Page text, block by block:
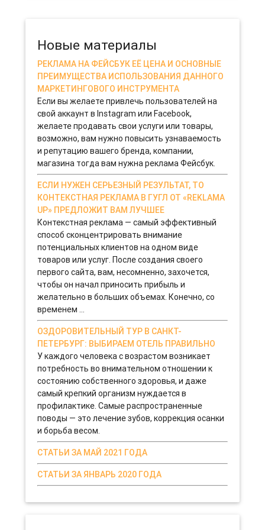
Новые материалы
РЕКЛАМА НА ФЕЙСБУК ЕЁ ЦЕНА И ОСНОВНЫЕ
ПРЕИМУЩЕСТВА ИСПОЛЬЗОВАНИЯ ДАННОГО
МАРКЕТИНГОВОГО ИНСТРУМЕНТА
Если вы желаете привлечь пользователей на
свой аккаунт в Instagram или Facebook,
желаете продавать свои услуги или товары,
возможно, вам нужно повысить узнаваемость
и репутацию вашего бренда, компании,
магазина тогда вам нужна реклама Фейсбук.
ЕСЛИ НУЖЕН СЕРЬЕЗНЫЙ РЕЗУЛЬТАТ, ТО
КОНТЕКСТНАЯ РЕКЛАМА В ГУГЛ ОТ «REKLAMA
UP» ПРЕДЛОЖИТ ВАМ ЛУЧШЕЕ
Контекстная реклама — самый эффективный
способ сконцентрировать внимание
потенциальных клиентов на одном виде
товаров или услуг. После создания своего
первого сайта, вам, несомненно, захочется,
чтобы он начал приносить прибыль и
желательно в больших объемах. Конечно, со
временем ...
ОЗДОРОВИТЕЛЬНЫЙ ТУР В САНКТ-
ПЕТЕРБУРГ: ВЫБИРАЕМ ОТЕЛЬ ПРАВИЛЬНО
У каждого человека с возрастом возникает
потребность во внимательном отношении к
состоянию собственного здоровья, и даже
самый крепкий организм нуждается в
профилактике. Самые распространенные
поводы — это лечение зубов, коррекция осанки
и борьба весом.
СТАТЬИ ЗА МАЙ 2021 ГОДА
СТАТЬИ ЗА ЯНВАРЬ 2020 ГОДА